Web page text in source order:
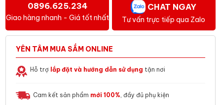
0896.625.234
Giao hàng nhanh - Giá tốt nhất
CHAT NGAY
Tư vấn trực tiếp qua Zalo
YÊN TÂM MUA SẮM ONLINE
Hỗ trợ lắp đặt và hướng dẫn sử dụng tận nơi
Cam kết sản phẩm mới 100% , đầy đủ phụ kiện